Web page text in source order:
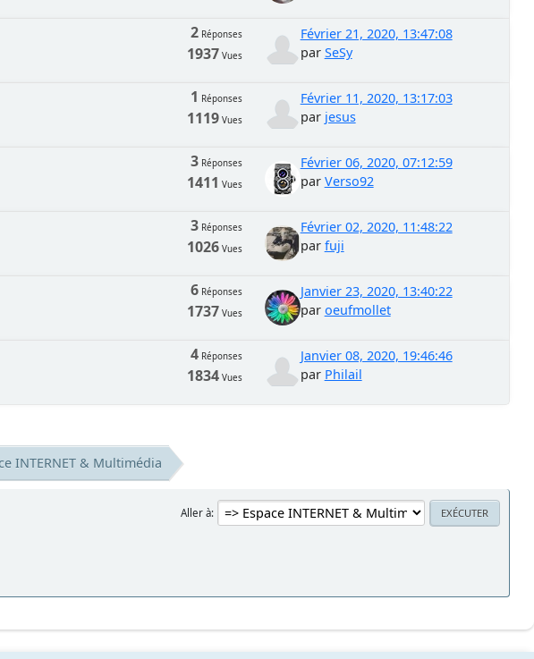
2Réponses
1937 Vues
Février 21, 2020, 13:47:08
par SeSy
1 Réponses
1119Vues
Février 11, 2020, 13:17:03
par jesus
3Réponses
1411 Vues
Février 06, 2020, 07:12:59
par Verso92
3Réponses
1026Vues
Février 02, 2020, 11:48:22
par fuji
6Réponses
1737 Vues
Janvier 23, 2020, 13:40:22
par oeufmollet
4Réponses
1834Vues
Janvier 08, 2020, 19:46:46
par Philail
INTERNET & Multimédia
Aller à